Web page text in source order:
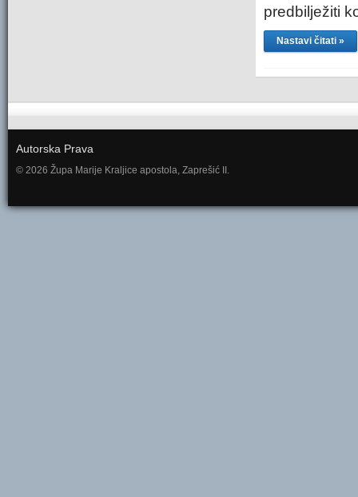
predbilježiti
Nastavi čitati »
Autorska Prava
© 2026 Župa Marije Kraljice apostola, Zaprešić II.